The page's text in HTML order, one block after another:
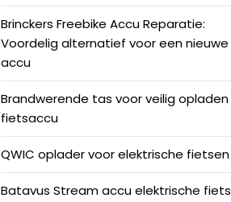
Brinckers Freebike Accu Reparatie:
Voordelig alternatief voor een nieuwe
accu
Brandwerende tas voor veilig opladen
fietsaccu
QWIC oplader voor elektrische fietsen
Batavus Stream accu elektrische fiets